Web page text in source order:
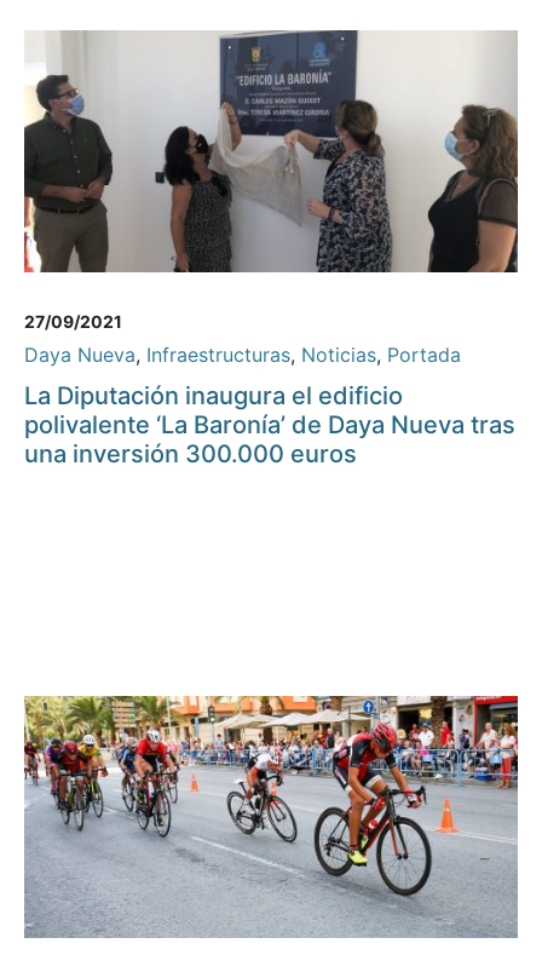
27/09/2021
Daya Nueva, Infraestructuras, Noticias, Portada
La Diputación inaugura el edificio
polivalente ‘La Baronía’ de Daya Nueva tras
una inversión 300.000 euros